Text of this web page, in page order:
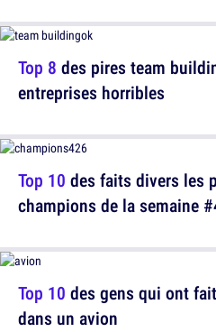
Top 10 des faits divers les
champions de la semaine
Top 8 des pires team
entreprises horribles
Top 10 des gens qui ont
dans un avion